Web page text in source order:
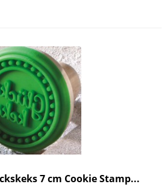
7 cm Cookie Stamp...